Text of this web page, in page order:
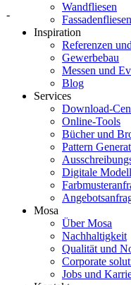
-
Wandfliesen
Fassadenfliesen
Inspiration
Referenzen
Gewerbebau
Messen und
Blog
Services
Download-
Online-Tools
Bücher und
Pattern
Digitale
Mosa
Über Mosa
Nachhaltigkeit
Qualität und
Corporate
Jobs und